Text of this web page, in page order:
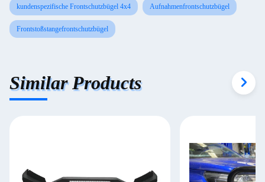
kundenspezifische Frontschutzbügel 4x4 Aufnahmenfrontschutzbügel
Frontstoßstangefrontschutzbügel
Similar Products